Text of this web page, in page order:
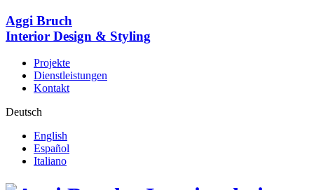
Aggi Bruch
Interior Design & Styling
Projekte
Dienstleistungen
Kontakt
Deutsch
English
Español
Italiano